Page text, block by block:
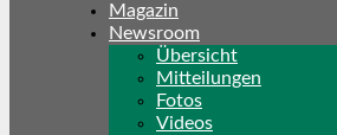
Magazin
Newsroom
Übersicht
Mitteilungen
Fotos
Videos